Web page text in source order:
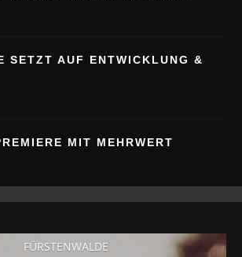
SETZT AUF ENTWICKLUNG &
MIT MEHRWERT
FÜRSTENWALDE